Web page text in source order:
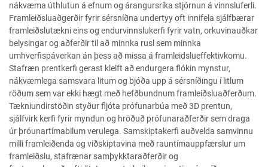
nákvæma úthlutun á efnum og árangursríka stjórnun á vinnsluferli.
Framleiðsluaðgerðir fyrir sérsníðna undertyy oft innifela sjálfbærar
framleiðslutækni eins og endurvinnslukerfi fyrir vatn, orkuvinauðkar
belysingar og aðferðir til að minnka rusl sem minnka
umhverfispáverkan án þess að missa á framleidslueffektivkomu.
Stafræn prentkerfi gerast kleift að endurgera flókin mynstur,
nákvæmlega samsvara litum og bjóða upp á sérsníðingu í litlum
röðum sem var ekki hægt með hefðbundnum framleiðsluaðferðum.
Tækniundirstöðin styður fljóta prófunarbúa með 3D prentun,
sjálfvirk kerfi fyrir myndun og hröðuð prófunaraðferðir sem draga
úr þróunartímabilum verulega. Samskiptakerfi auðvelda samvinnu
milli framleiðenda og viðskiptavina með rauntímauppfærslur um
framleiðslu, stafrænar samþykktaraðferðir og